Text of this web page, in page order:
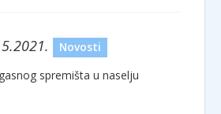
Novosti